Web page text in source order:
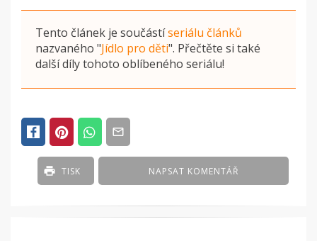
Tento článek je součástíseriálu článků
nazvaného "Jídlo pro děti". Přečtěte si také
další díly tohoto oblíbeného seriálu!
NAPSAT KOMENTÁŘ
TISK